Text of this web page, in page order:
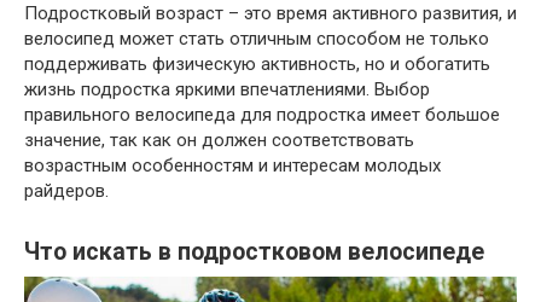
Подростковый возраст – это время активного развития, и
велосипед может стать отличным способом не только
поддерживать физическую активность, но и обогатить
жизнь подростка яркими впечатлениями. Выбор
правильного велосипеда для подростка имеет большое
значение, так как он должен соответствовать
возрастным особенностям и интересам молодых
райдеров.
Что искать в подростковом велосипеде